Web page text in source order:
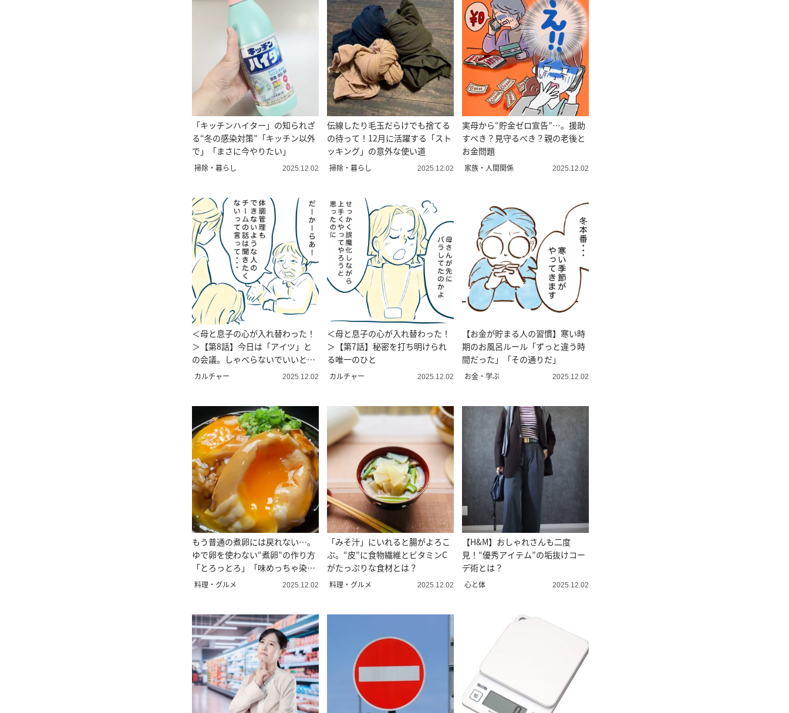
「キッチンハイター」の知られざ
る“冬の感染対策”「キッチン以外
で」「まさに今やりたい」
掃除・暮らし 2025.12.02
伝線したり毛玉だらけでも捨てる
の待って！12月に活躍する「スト
ッキング」の意外な使い道
掃除・暮らし 2025.12.02
実母から“貯金ゼロ宣告”…。援助
すべき？見守るべき？親の老後と
お金問題
家族・人間関係 2025.12.02
＜母と息子の心が入れ替わった！
＞【第8話】今日は「アイツ」と
の会議。しゃべらないでいいと言
われたけど…。
カルチャー 2025.12.02
＜母と息子の心が入れ替わった！
＞【第7話】秘密を打ち明けられ
る唯一のひと
カルチャー 2025.12.02
【お金が貯まる人の習慣】寒い時
期のお風呂ルール「ずっと違う時
間だった」「その通りだ」
お金・学ぶ 2025.12.02
もう普通の煮卵には戻れない…。
ゆで卵を使わない“煮卵”の作り方
「とろっとろ」「味めっちゃ染み
てる」
料理・グルメ 2025.12.02
「みそ汁」にいれると腸がよろこ
ぶ。“皮”に食物繊維とビタミンC
がたっぷりな食材とは？
料理・グルメ 2025.12.02
【H&M】おしゃれさんも二度
見！“優秀アイテム”の垢抜けコー
デ術とは？
心と体 2025.12.02